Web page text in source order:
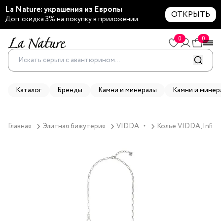
La Nature: украшения из Европы
Доп. скидка 3% на покупку в приложении ОТКРЫТЬ
0 0
Каталог Бренды Камни и минералы Камни и
Главная Элитная бижутерия VIDDA ▼ Колье VIDDA,